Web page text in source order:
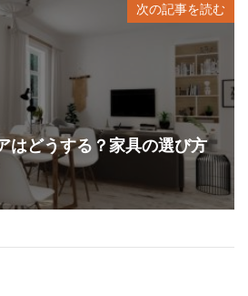
次の記事を読む
はどうする？家具の選び方